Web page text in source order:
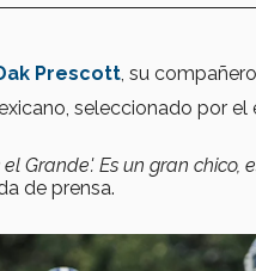
Prescott , su
seleccionado por el
Grande'. Es un gran chico,
de prensa.